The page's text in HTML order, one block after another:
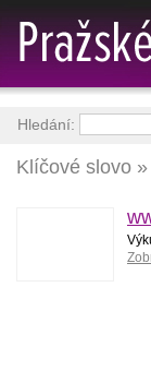
Klíčové slovo »
Hledání: